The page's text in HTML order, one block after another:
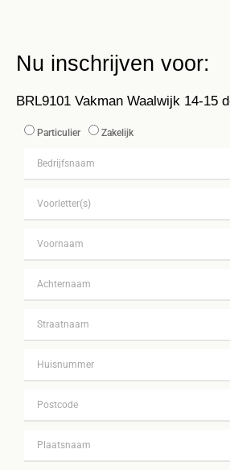
Nu inschrijven voor:
BRL9101 Vakman Waalwijk 14-15
Particulier Zakelijk